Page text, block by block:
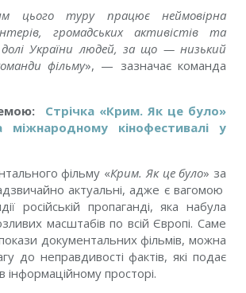
цього туру працює неймовірна
ів, громадських активістів та
і України людей, за що — низький
фільму», — зазначає команда
Стрічка «Крим. Як це було»
міжнародному кінофестивалі у
фільму «Крим. Як це було» за
актуальні, адже є вагомою
російській пропаганді, яка набула
масштабів по всій Європі. Саме
документальних фільмів, можна
до неправдивості фактів, які подає
інформаційному просторі.